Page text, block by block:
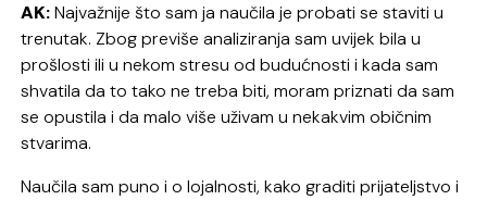
AK:Najvažnije što sam ja naučila je probati se staviti u
trenutak. Zbog previše analiziranja sam uvijek bila u
prošlosti ili u nekom stresu od budućnosti i kada sam
shvatila da to tako ne treba biti, moram priznati da sam
se opustila i da malo više uživam u nekakvim običnim
stvarima.
Naučila sam puno i o lojalnosti, kako graditi prijateljstvo i